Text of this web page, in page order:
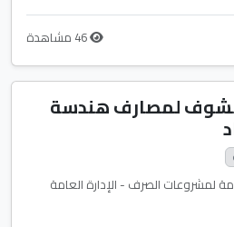
لمصارف هندسة
لمشروعات الصرف - الإدارة العامة